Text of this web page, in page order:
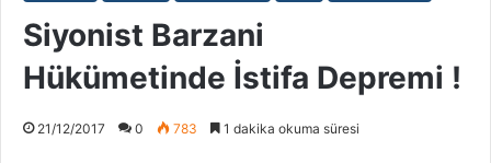
Siyonist Barzani
Hükümetinde İstifa Depremi !
21/12/2017 0 783 1 dakika okuma süresi